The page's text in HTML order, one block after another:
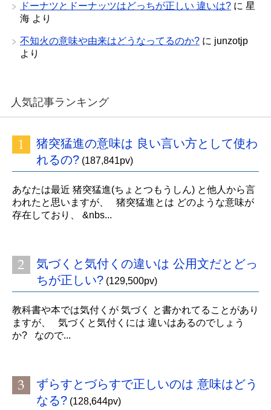
ドーナツとドーナッツはどっちが正しい 違いは? に 星
海 より
不知火の意味や由来はどうなってるのか? に junzotjp
より
人気記事ランキング
猪突猛進の意味は 良い言い方として使わ
れるの? (187,841pv)
あなたは最近 猪突猛進(ちょとつもうしん) と他人から言
われたと思いますが、 猪突猛進とは どのような意味が
存在しており、 &nbs...
気づくと気付くの違いは 公用文だとどっ
ちが正しい? (129,500pv)
教科書や本では気付くが 気づく と書かれてることがあり
ますが、 気づくと気付くには 違いはあるのでしょう
か? なので...
ずらすとづらすで正しいのは 意味はどう
なる? (128,644pv)